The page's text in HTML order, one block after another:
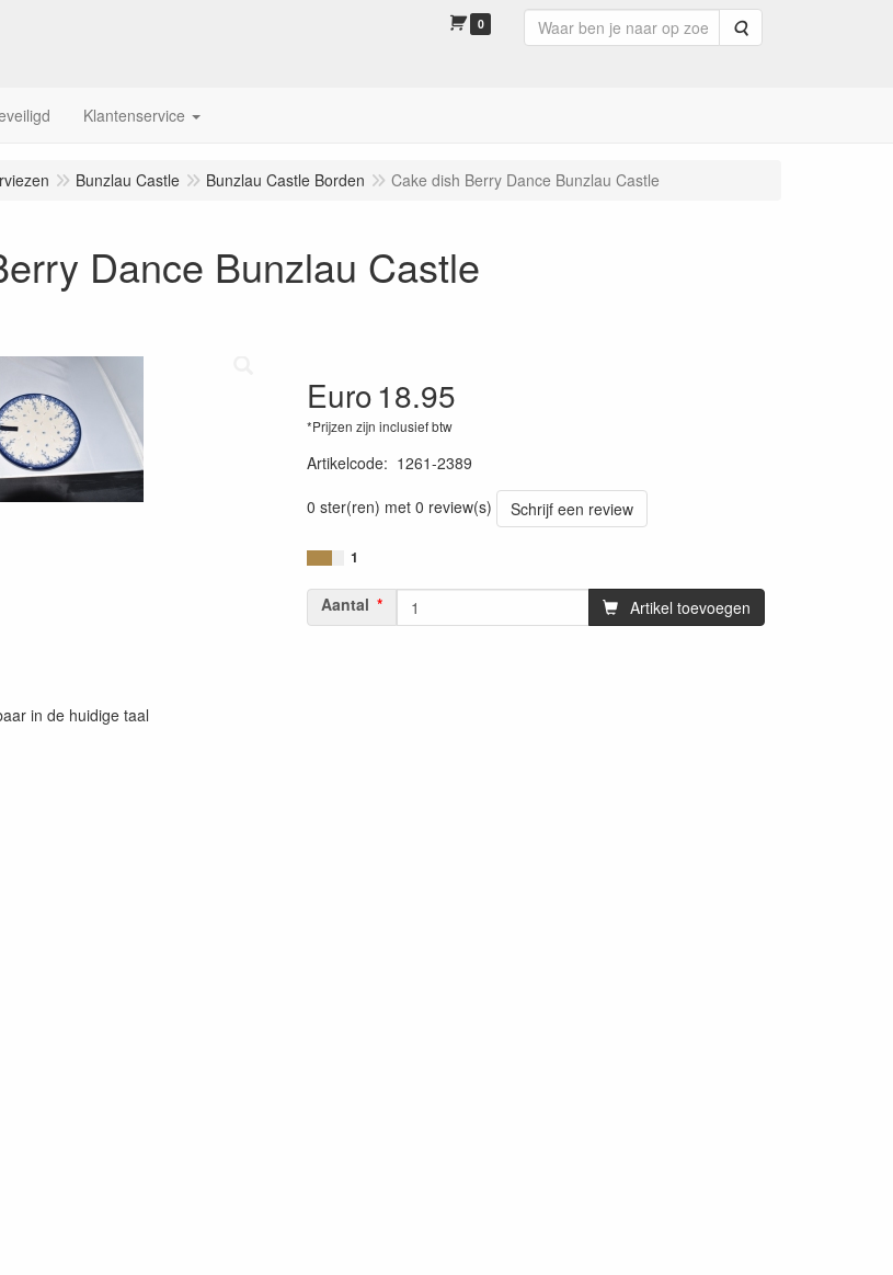
0 Zoeken
Klantenservice
Bunzlau Castle Bunzlau Castle Borden Cake dish Berry Dance Bunzlau Castle
Dance Bunzlau Castle
Euro18.95
*Prijzen zijn inclusief btw
Artikelcode: 1261-2389
0 ster(ren) met 0 review(s)
Schrijf een review
1
Aantal Artikel toevoegen
in de huidige taal